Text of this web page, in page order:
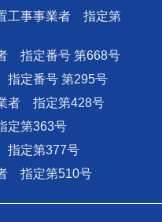
工事事業者 指定第
指定番号 第668号
定番号 第295号
者 指定第428号
定第363号
指定第377号
指定第510号